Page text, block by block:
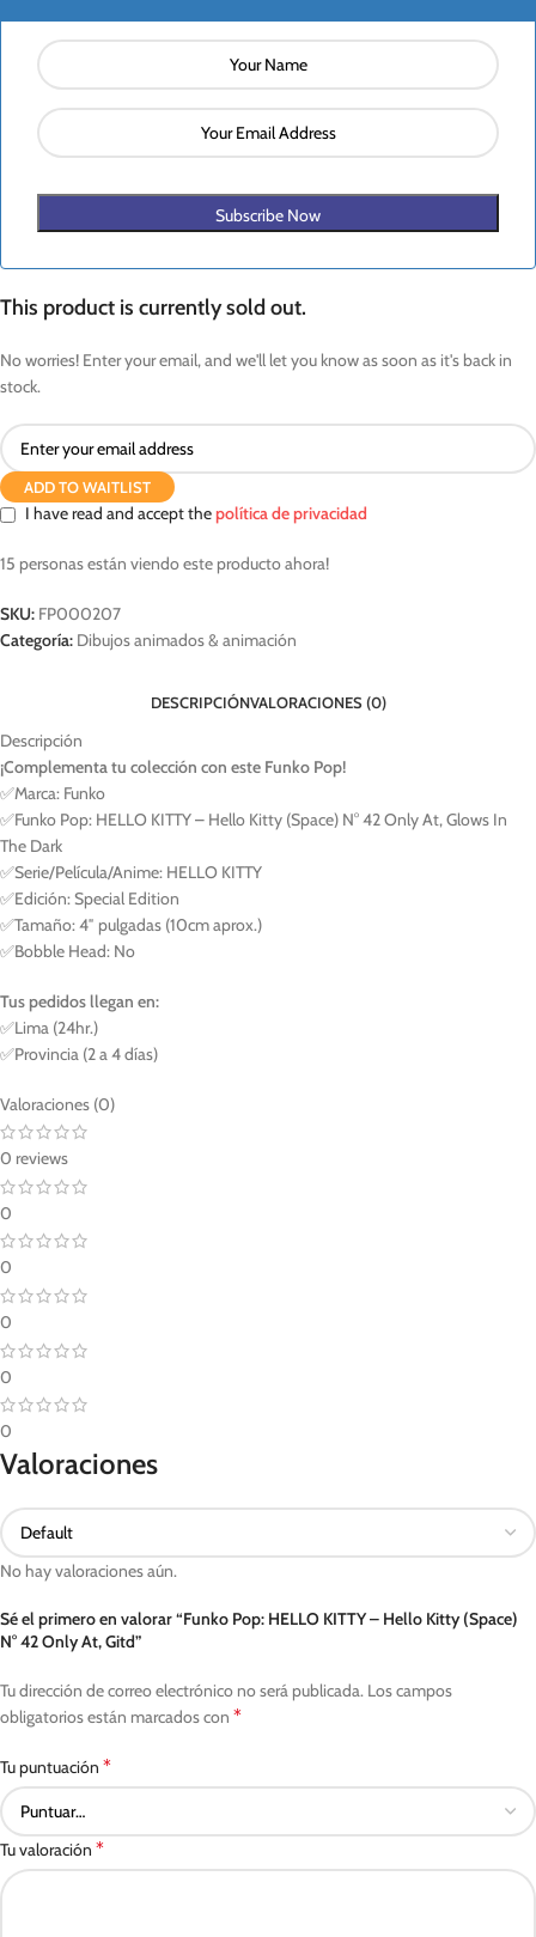
Subscribe Now
This product is currently sold out.
No worries! Enter your email, and we'll let you know as soon as it's back in
stock.
ADD TO WAITLIST
I have read and accept thepolítica de privacidad
15 personas están viendo este producto ahora!
SKU: FP000207
Categoría: Dibujos animados & animación
DESCRIPCIÓNVALORACIONES (0)
Descripción
¡Complementa tu colección con este Funko Pop!
✅Marca: Funko
✅Funko Pop: HELLO KITTY – Hello Kitty (Space) N° 42 Only At, Glows In
The Dark
✅Serie/Película/Anime: HELLO KITTY
✅Edición: Special Edition
✅Tamaño: 4″ pulgadas (10cm aprox.)
✅Bobble Head: No
Tus pedidos llegan en:
✅Lima (24hr.)
✅Provincia (2 a 4 días)
Valoraciones (0)
0 reviews
0
0
0
0
0
Valoraciones
No hay valoraciones aún.
Sé el primero en valorar “Funko Pop: HELLO KITTY – Hello Kitty (Space)
N° 42 Only At, Gitd”
Tu dirección de correo electrónico no será publicada. Los campos
obligatorios están marcados con *
Tu puntuación *
Tu valoración *